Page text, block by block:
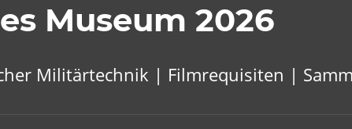
Museum 2026
Militärtechnik | Filmrequisiten |